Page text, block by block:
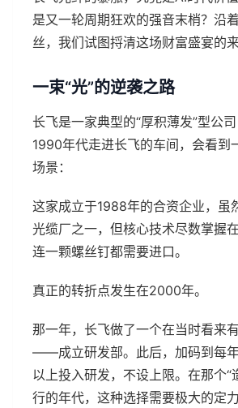
是又一轮周期狂欢的强音末梢？沿
丝，我们试图捋清这场财富盛宴的来
一束“光”的逆袭之路
长飞是一家典型的“厚积薄发”型公
1990年代走进长飞的车间，会看到
场景：
这家成立于1988年的合资企业，虽
光缆厂之一，但核心技术尽数掌握
连一颗螺丝钉都需要进口。
真正的转折点发生在2000年。
那一年，长飞做了一个在当时看来
——成立研发部。此后，加码到每
以上投入研发，不设上限。在那个“
行的年代，这种选择需要极大的定力